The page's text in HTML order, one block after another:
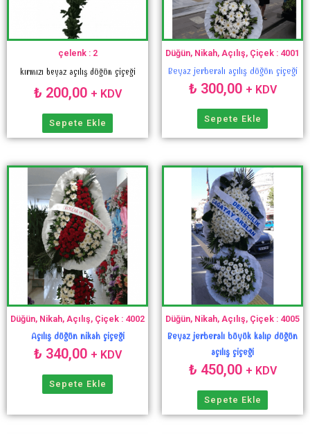
çelenk : 2
kırmızı beyaz açılış düğün çiçeği
₺ 200,00 + KDV
Sepete Ekle
Düğün, Nikah, Açılış, Çiçek : 4001
Beyaz jerberalı açılış düğün çiçeği
₺ 300,00 + KDV
Sepete Ekle
Düğün, Nikah, Açılış, Çiçek : 4002
Açılış düğün nikah çiçeği
₺ 340,00 + KDV
Sepete Ekle
Düğün, Nikah, Açılış, Çiçek : 4005
Beyaz jerberalı büyük kalıp düğün
açılış çiçeği
₺ 450,00 + KDV
Sepete Ekle